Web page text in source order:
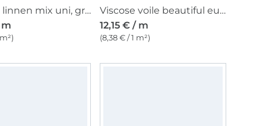
Viscose linnen mix uni, grijsblauw
m
Viscose voile beautiful eukclyptus, zwart
12,15 € / m
(8,38 € / 1 m²)